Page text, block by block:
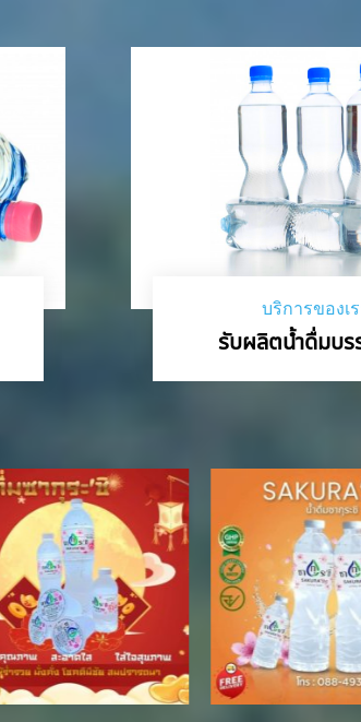
บริการของเ
รับผลิตน้ำดื่มบร